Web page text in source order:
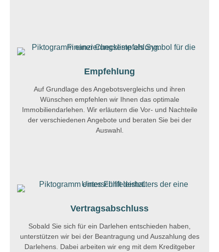
Empfehlung
Auf Grundlage des Angebotsvergleichs und ihren
Wünschen empfehlen wir Ihnen das optimale
Immobiliendarlehen. Wir erläutern die Vor- und Nachteile
der verschiedenen Angebote und beraten Sie bei der
Auswahl.
Vertragsabschluss
Sobald Sie sich für ein Darlehen entschieden haben,
unterstützen wir bei der Beantragung und Auszahlung des
Darlehens. Dabei arbeiten wir eng mit dem Kreditgeber